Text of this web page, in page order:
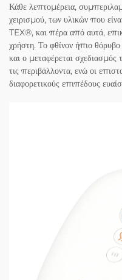
Κάθε λεπτομέρεια,
χειρισμού, των υλικών που
TEX®, και πέρα από αυτά,
χρήστη. Το φθίνον ήπιο
και ο μεταφέρεται
τις περιβάλλοντα, ενώ οι
διαφορετικούς επιπέδους